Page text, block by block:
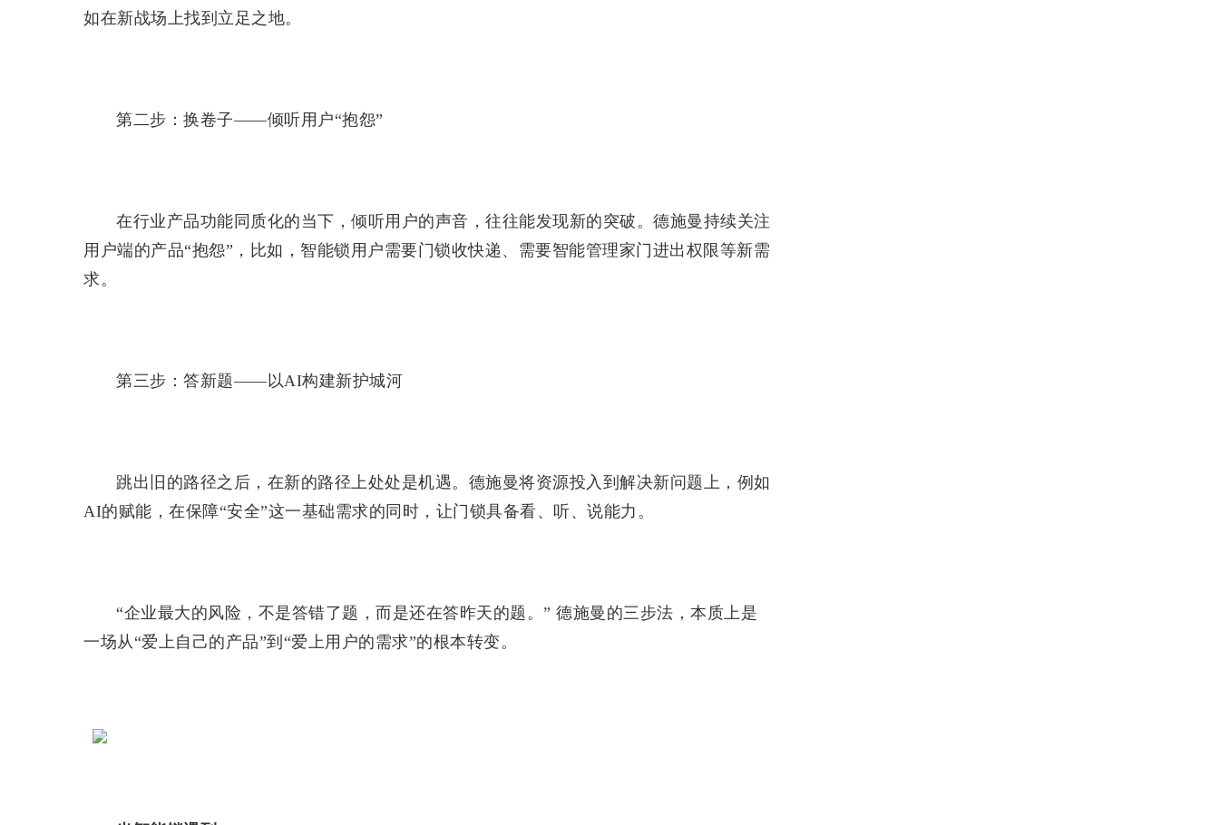
如在新战场上找到立足之地。
第二步：换卷子——倾听用户“抱怨”
在行业产品功能同质化的当下，倾听用户的声音，往往能发现新的突破。德施曼持续关注
用户端的产品“抱怨”，比如，智能锁用户需要门锁收快递、需要智能管理家门进出权限等新需
求。
第三步：答新题——以AI构建新护城河
跳出旧的路径之后，在新的路径上处处是机遇。德施曼将资源投入到解决新问题上，例如
AI的赋能，在保障“安全”这一基础需求的同时，让门锁具备看、听、说能力。
“企业最大的风险，不是答错了题，而是还在答昨天的题。” 德施曼的三步法，本质上是
一场从“爱上自己的产品”到“爱上用户的需求”的根本转变。